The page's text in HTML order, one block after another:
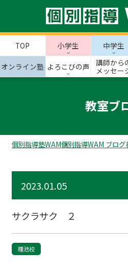
TOP 小学生 中学生
オンライン塾 よろこびの声
講師から
メッセー
教室ブ
個別指導塾WAM個別指導WAM ブログ
2023.01.05
サクラサク ２
種池校